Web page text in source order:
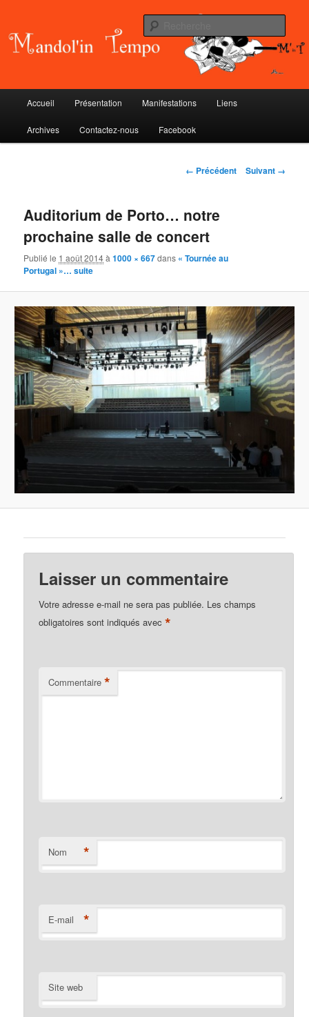
contenu
principalMandol'in Tempo
principal
Accueil Présentation Manifestations Liens
Archives Contactez-nous Facebook
Navigation
← Précédent Suivant →
Auditorium de Porto… notre
prochaine salle de concert
Publié le 1 août 2014à1000 × 667dans « Tournée au
Portugal »… suite
Laisser un commentaire
Votre adresse e-mail ne sera pas publiée. Les champs
obligatoires sont indiqués avec*
Commentaire *
Nom *
E-mail *
Site web